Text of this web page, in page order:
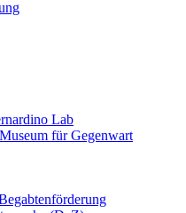
Lab
für Gegenwart